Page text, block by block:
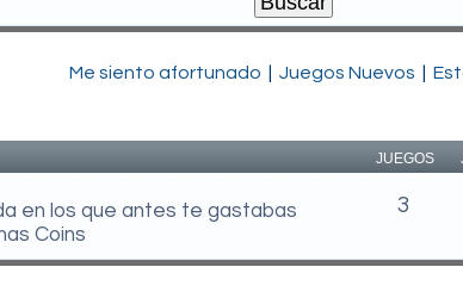
Me siento afortunado Juegos Nuevos
JUEGOS
en los que antes te gastabas
Coins
3